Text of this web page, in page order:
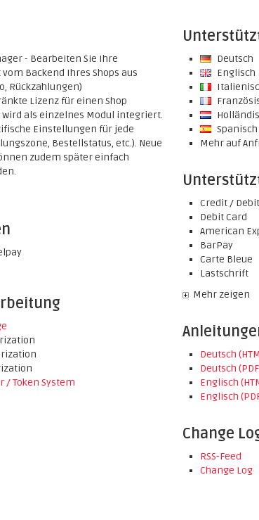
- Bearbeiten Sie Ihre
Backend Ihres Shops aus
Rückzahlungen)
Lizenz für einen Shop
wird als einzelnes Modul integriert.
Einstellungen für jede
Bestellstatus, etc.). Neue
zudem später einfach
/ Token System
Deutsch
Englisch
Spanisch
Mehr auf
Credit /
Debit Card
American
BarPay
Carte Bleue
Lastschrift
Mehr zeigen
Deutsch
Deutsch
Englisch
Englisch
Change
RSS-Feed
Change Log